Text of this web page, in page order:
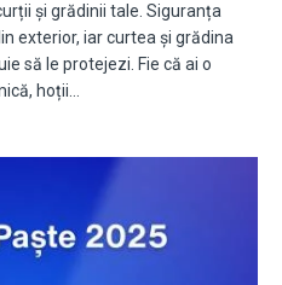
și grădinii tale. Siguranța
exterior, iar curtea și grădina
să le protejezi. Fie că ai o
hoții…